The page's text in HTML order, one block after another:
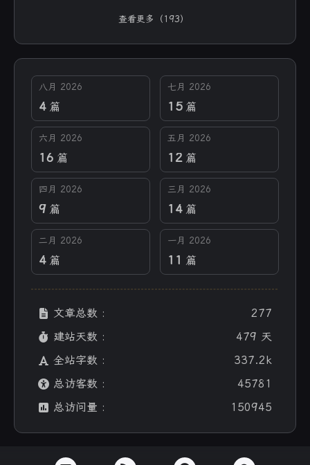
查看更多（193）
八月 2026
4 篇
七月 2026
15 篇
六月 2026
16 篇
五月 2026
12 篇
四月 2026
9 篇
三月 2026
14 篇
二月 2026
4 篇
一月 2026
11 篇
文章总数 :
277
建站天数 :
479 天
全站字数 :
337.2k
总访客数 :
45781
总访问量 :
150945